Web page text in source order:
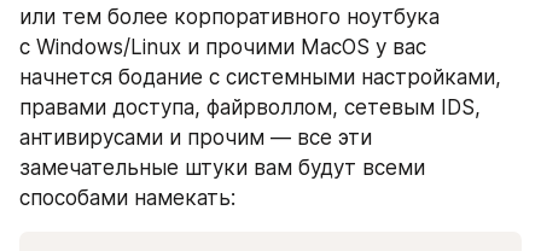
или тем более корпоративного ноутбука
с Windows/Linux и прочими MacOS у вас
начнется бодание с системными настройками,
правами доступа, файрволлом, сетевым IDS,
антивирусами и прочим — все эти
замечательные штуки вам будут всеми
способами намекать: